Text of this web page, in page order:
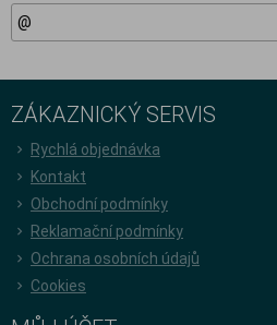
ZÁKAZNICKÝ SERVIS
Rychlá objednávka
Kontakt
Obchodní podmínky
Reklamační podmínky
Ochrana osobních údajů
Cookies